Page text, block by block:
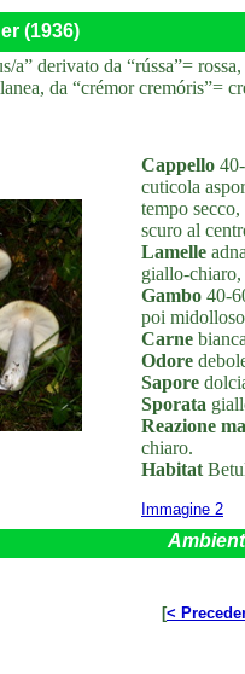
(1936)
a” derivato da “rússa”=
da “crémor cremóris”=
Cappello
cuticola
tempo
scuro al
Lamelle
giallo-
Gambo 40-
poi
Carne
Odore
Sapore
Sporata
Reazione
chiaro.
Habitat
Immagine 2
[<